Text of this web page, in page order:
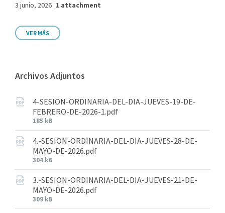
3 junio, 2026 1 attachment
VER MÁS
Archivos Adjuntos
4-SESION-ORDINARIA-DEL-DIA-JUEVES-19-DE-
FEBRERO-DE-2026-1.pdf
185 kB
4.-SESION-ORDINARIA-DEL-DIA-JUEVES-28-DE-
MAYO-DE-2026.pdf
304 kB
3.-SESION-ORDINARIA-DEL-DIA-JUEVES-21-DE-
MAYO-DE-2026.pdf
309 kB